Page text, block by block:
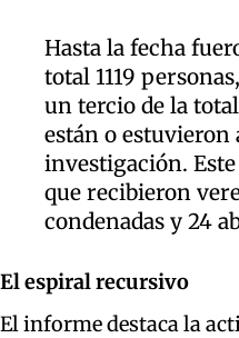
Hasta la fecha
total 1119
un tercio de la
están o estuvieron
investigación.
que recibieron
condenadas y 24
El espiral recursivo
El informe destaca la